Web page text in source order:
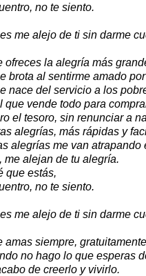
no te siento.
me alejo de ti sin darme
ofreces la alegría más
brota al sentirme amado
nace del servicio a los
que vende todo para
el tesoro, sin renunciar a
alegrías, más rápidas y
alegrías me van atrapando
me alejan de tu alegría.
que estás,
no te siento.
me alejo de ti sin darme
amas siempre,
no hago lo que esperas
de creerlo y vivirlo.